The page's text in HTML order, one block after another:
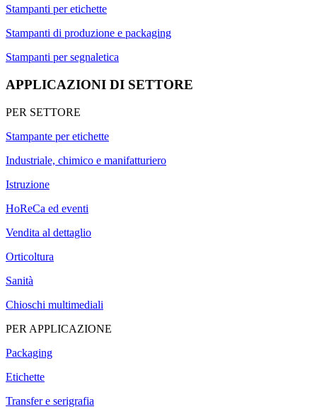
Stampanti per etichette
Stampanti di produzione e packaging
Stampanti per segnaletica
APPLICAZIONI DI SETTORE
PER SETTORE
Stampante per etichette
Industriale, chimico e manifatturiero
Istruzione
HoReCa ed eventi
Vendita al dettaglio
Orticoltura
Sanità
Chioschi multimediali
PER APPLICAZIONE
Packaging
Etichette
Transfer e serigrafia